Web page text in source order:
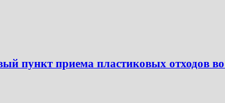
пункт приема пластиковых отходов